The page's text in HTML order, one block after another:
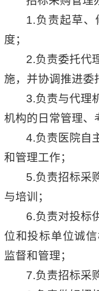
1.负责起草、
度；
2.负责委托代
施，并协调推进委
3.负责与代理
机构的日常管理、
4.负责医院自
和管理工作；
5.负责招标采
与培训；
6.负责对投标
位和投标单位诚
监督和管理；
7.负责招标采